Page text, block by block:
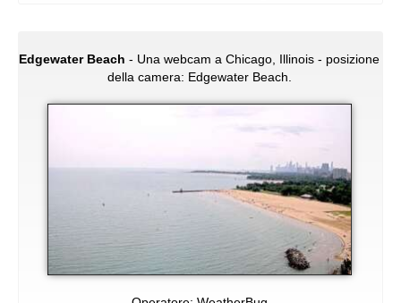
Edgewater Beach - Una webcam a Chicago, Illinois - posizione
della camera: Edgewater Beach.